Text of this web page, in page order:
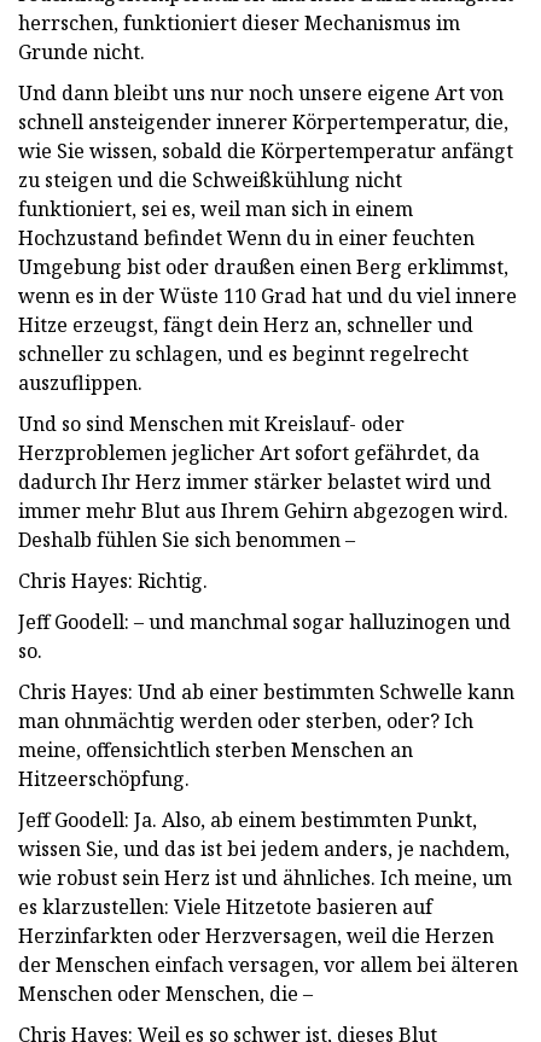
herrschen, funktioniert dieser Mechanismus im
Grunde nicht.
Und dann bleibt uns nur noch unsere eigene Art von
schnell ansteigender innerer Körpertemperatur, die,
wie Sie wissen, sobald die Körpertemperatur anfängt
zu steigen und die Schweißkühlung nicht
funktioniert, sei es, weil man sich in einem
Hochzustand befindet Wenn du in einer feuchten
Umgebung bist oder draußen einen Berg erklimmst,
wenn es in der Wüste 110 Grad hat und du viel innere
Hitze erzeugst, fängt dein Herz an, schneller und
schneller zu schlagen, und es beginnt regelrecht
auszuflippen.
Und so sind Menschen mit Kreislauf- oder
Herzproblemen jeglicher Art sofort gefährdet, da
dadurch Ihr Herz immer stärker belastet wird und
immer mehr Blut aus Ihrem Gehirn abgezogen wird.
Deshalb fühlen Sie sich benommen –
Chris Hayes: Richtig.
Jeff Goodell: – und manchmal sogar halluzinogen und
so.
Chris Hayes: Und ab einer bestimmten Schwelle kann
man ohnmächtig werden oder sterben, oder? Ich
meine, offensichtlich sterben Menschen an
Hitzeerschöpfung.
Jeff Goodell: Ja. Also, ab einem bestimmten Punkt,
wissen Sie, und das ist bei jedem anders, je nachdem,
wie robust sein Herz ist und ähnliches. Ich meine, um
es klarzustellen: Viele Hitzetote basieren auf
Herzinfarkten oder Herzversagen, weil die Herzen
der Menschen einfach versagen, vor allem bei älteren
Menschen oder Menschen, die –
Chris Hayes: Weil es so schwer ist, dieses Blut